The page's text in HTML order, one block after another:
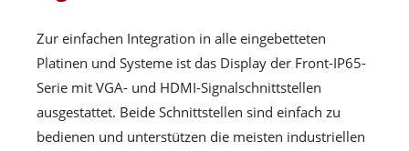
Zur einfachen Integration in alle eingebetteten
Platinen und Systeme ist das Display der Front-IP65-
Serie mit VGA- und HDMI-Signalschnittstellen
ausgestattet. Beide Schnittstellen sind einfach zu
bedienen und unterstützen die meisten industriellen